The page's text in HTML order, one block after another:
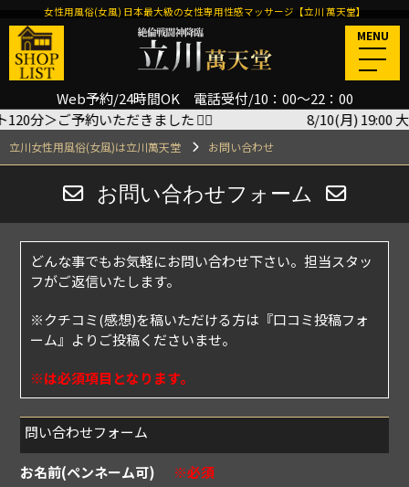
Web予約/24時間OK 電話受付/10：00～22：00
女性用風俗(女風) 日本最大級の女性専用性感マッサージ【立川 萬天堂】
MENU
立川女性用風俗(女風)は立川萬天堂 お問い合わせ
分＞ご予約いただきました 🙇‍♂️ 8/10(月) 19:00 大
お問い合わせフォーム
どんな事でもお気軽にお問い合わせ下さい。担当スタッ
フがご返信いたします。
※クチコミ(感想)を稿いただける方は 『口コミ投稿フォ
ーム』 よりご投稿くださいませ。
※は必須項目となります。
問い合わせフォーム
お名前(ペンネーム可) ※必須